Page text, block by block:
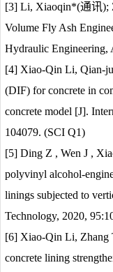
[3] Li, Xiaoqin*(通讯);
Volume Fly Ash
Hydraulic Engineering,
[4] Xiao-Qin Li, Qian-
(DIF) for concrete in
concrete model [J].
104079. (SCI Q1)
[5] Ding Z , Wen J ,
polyvinyl alcohol-
linings subjected to
Technology, 2020,
[6] Xiao-Qin Li, Zhang
concrete lining